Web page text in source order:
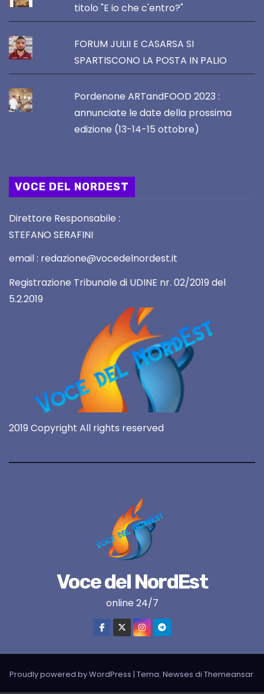
titolo "E io che c'entro?"
FORUM JULII E CASARSA SI
SPARTISCONO LA POSTA IN PALIO
Pordenone ARTandFOOD 2023 :
annunciate le date della prossima
edizione (13-14-15 ottobre)
VOCE DEL NORDEST
Direttore Responsabile :
STEFANO SERAFINI
email : redazione@vocedelnordest.it
Registrazione Tribunale di UDINE nr. 02/2019 del
5.2.2019
2019 Copyright All rights reserved
Voce del NordEst
online 24/7
Proudly powered by WordPress | Tema: Newses di Themeansar.